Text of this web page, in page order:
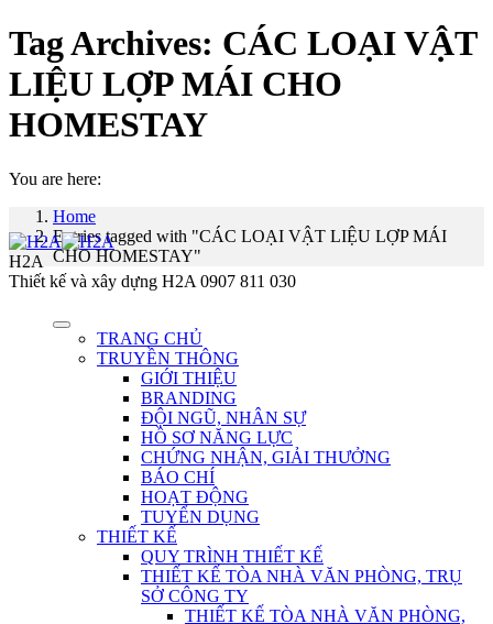
Tag Archives: CÁC LOẠI VẬT
LIỆU LỢP MÁI CHO
HOMESTAY
You are here:
Home
Entries tagged with "CÁC LOẠI VẬT LIỆU LỢP MÁI
CHO HOMESTAY"
H2A
Thiết kế và xây dựng H2A 0907 811 030
TRANG CHỦ
TRUYỀN THÔNG
GIỚI THIỆU
BRANDING
ĐỘI NGŨ, NHÂN SỰ
HỒ SƠ NĂNG LỰC
CHỨNG NHẬN, GIẢI THƯỞNG
BÁO CHÍ
HOẠT ĐỘNG
TUYỂN DỤNG
THIẾT KẾ
QUY TRÌNH THIẾT KẾ
THIẾT KẾ TÒA NHÀ VĂN PHÒNG, TRỤ
SỞ CÔNG TY
THIẾT KẾ TÒA NHÀ VĂN PHÒNG,